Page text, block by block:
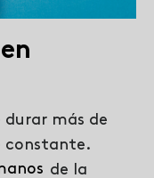
durar más de
constante.
de la